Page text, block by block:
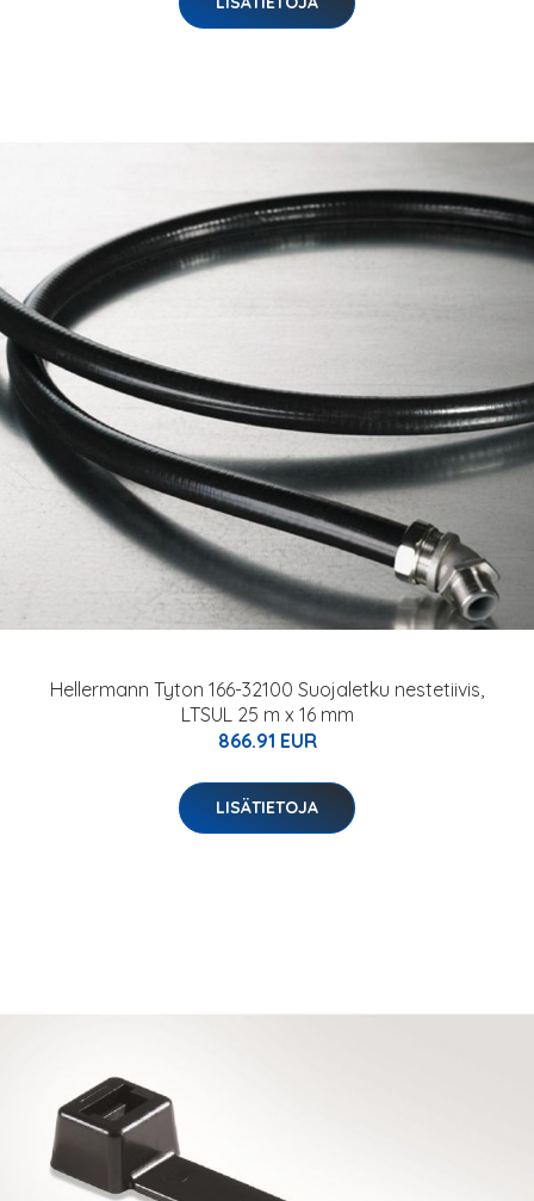
Hellermann Tyton 166-32100 Suojaletku nestetiivis,
LTSUL 25 m x 16 mm
866.91 EUR
LISÄTIETOJA